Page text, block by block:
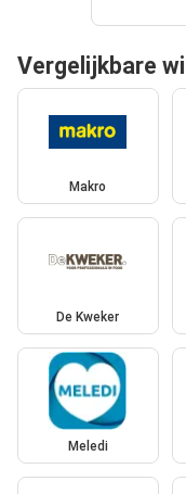
Vergelijkbare
Makro
De Kweker
Meledi